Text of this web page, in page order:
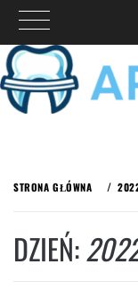
treści
STRONA GŁÓWNA
DZIEŃ: